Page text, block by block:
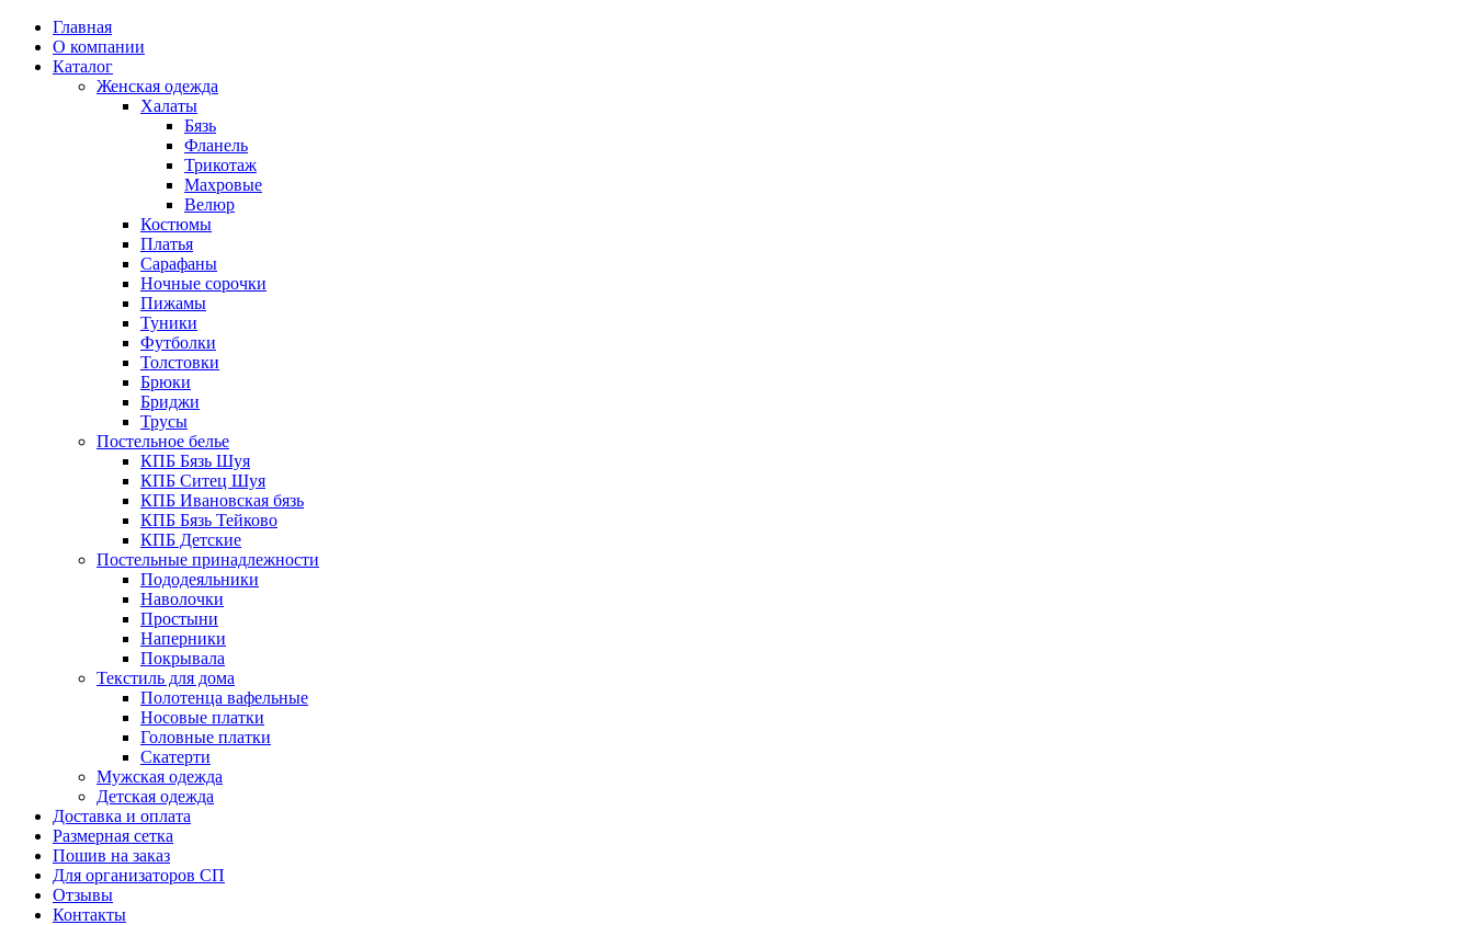
Главная
О компании
Каталог
Женская одежда
Халаты
Бязь
Фланель
Трикотаж
Махровые
Велюр
Костюмы
Платья
Сарафаны
Ночные сорочки
Пижамы
Туники
Футболки
Толстовки
Брюки
Бриджи
Трусы
Постельное белье
КПБ Бязь Шуя
КПБ Ситец Шуя
КПБ Ивановская бязь
КПБ Бязь Тейково
КПБ Детские
Постельные принадлежности
Пододеяльники
Наволочки
Простыни
Наперники
Покрывала
Текстиль для дома
Полотенца вафельные
Носовые платки
Головные платки
Скатерти
Мужская одежда
Детская одежда
Доставка и оплата
Размерная сетка
Пошив на заказ
Для организаторов СП
Отзывы
Контакты